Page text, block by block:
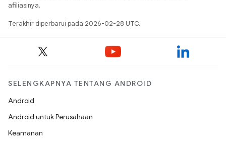
afiliasinya.
Terakhir diperbarui pada 2026-02-28 UTC.
SELENGKAPNYA TENTANG ANDROID
Android
Android untuk Perusahaan
Keamanan